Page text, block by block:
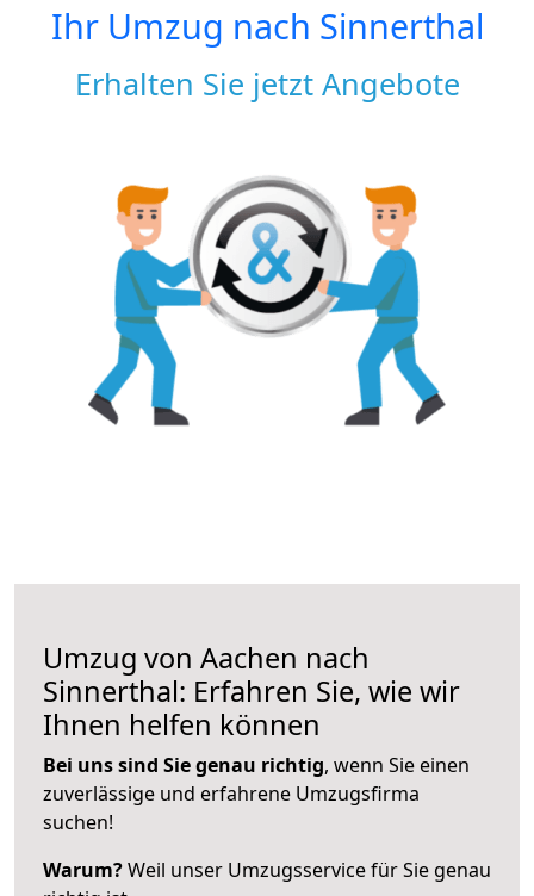
Ihr Umzug nach Sinnerthal
Erhalten Sie jetzt Angebote
Umzug von Aachen nach
Sinnerthal: Erfahren Sie, wie wir
Ihnen helfen können
Bei uns sind Sie genau richtig, wenn Sie einen
zuverlässige und erfahrene Umzugsfirma
suchen!
Warum?Weil unser Umzugsservice für Sie genau